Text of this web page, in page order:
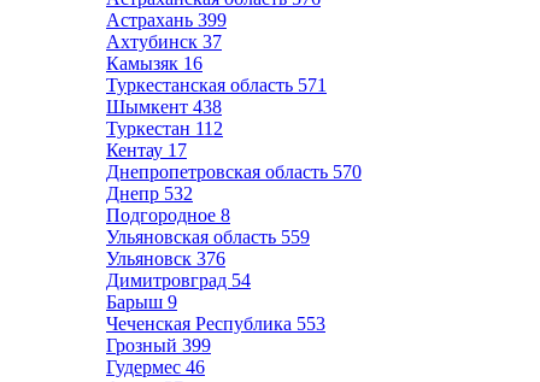
Астрахань 399
Ахтубинск 37
Камызяк 16
Туркестанская область 571
Шымкент 438
Туркестан 112
Кентау 17
Днепропетровская область 570
Днепр 532
Подгородное 8
Ульяновская область 559
Ульяновск 376
Димитровград 54
Барыш 9
Чеченская Республика 553
Грозный 399
Гудермес 46